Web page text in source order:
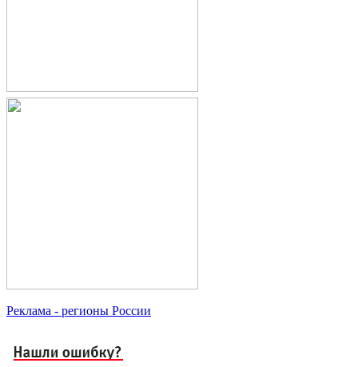
Реклама - регионы России